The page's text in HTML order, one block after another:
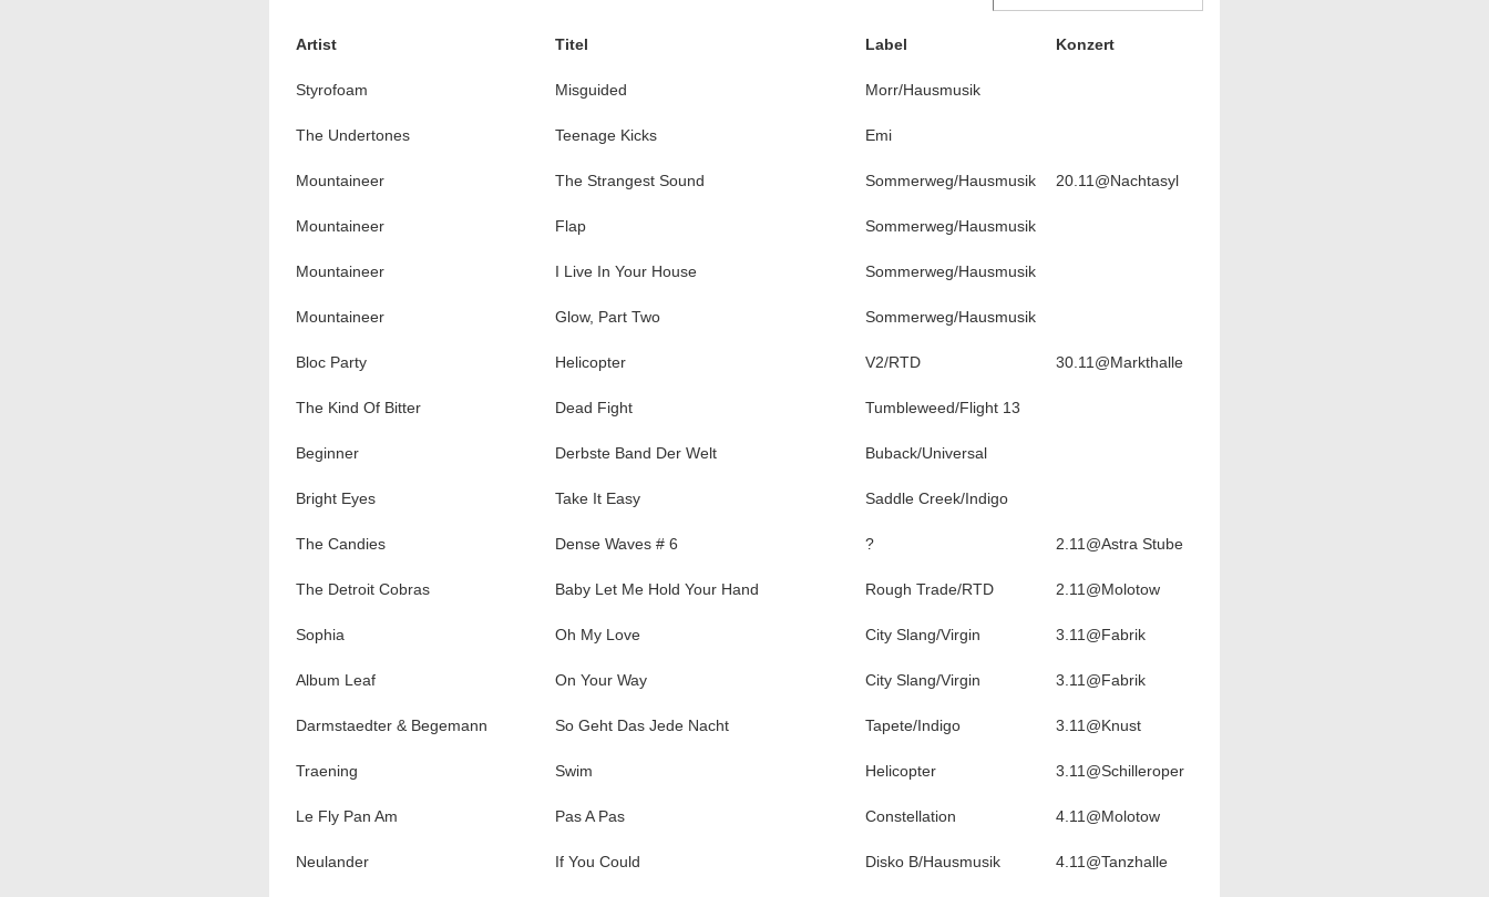
Artist Titel Label Konzert
Styrofoam Misguided Morr/Hausmusik
The Undertones Teenage Kicks Emi
Mountaineer The Strangest Sound Sommerweg/Hausmusik 20.11@Nachtasyl
Mountaineer Flap Sommerweg/Hausmusik
Mountaineer I Live In Your House Sommerweg/Hausmusik
Mountaineer Glow, Part Two Sommerweg/Hausmusik
Bloc Party Helicopter V2/RTD 30.11@Markthalle
The Kind Of Bitter Dead Fight Tumbleweed/Flight 13
Beginner Derbste Band Der Welt Buback/Universal
Bright Eyes Take It Easy Saddle Creek/Indigo
The Candies Dense Waves # 6 ? 2.11@Astra Stube
The Detroit Cobras Baby Let Me Hold Your Hand Rough Trade/RTD 2.11@Molotow
Sophia Oh My Love City Slang/Virgin 3.11@Fabrik
Album Leaf On Your Way City Slang/Virgin 3.11@Fabrik
Darmstaedter & Begemann So Geht Das Jede Nacht Tapete/Indigo 3.11@Knust
Traening Swim Helicopter 3.11@Schilleroper
Le Fly Pan Am Pas A Pas Constellation 4.11@Molotow
Neulander If You Could Disko B/Hausmusik 4.11@Tanzhalle